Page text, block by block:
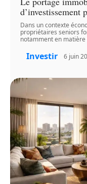
d’investissement
Dans un contexte
propriétaires seniors
notamment en
Investir 6 juin